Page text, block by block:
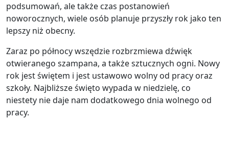
podsumowań, ale także czas postanowień
noworocznych, wiele osób planuje przyszły rok jako ten
lepszy niż obecny.
Zaraz po północy wszędzie rozbrzmiewa dźwięk
otwieranego szampana, a także sztucznych ogni. Nowy
rok jest świętem i jest ustawowo wolny od pracy oraz
szkoły. Najbliższe święto wypada w niedzielę, co
niestety nie daje nam dodatkowego dnia wolnego od
pracy.